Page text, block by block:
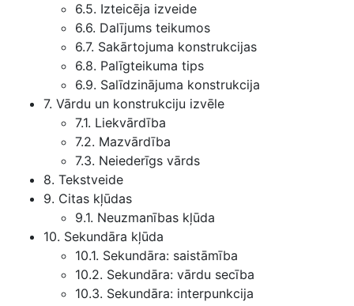
6.5. Izteicēja izveide
6.6. Dalījums teikumos
6.7. Sakārtojuma konstrukcijas
6.8. Palīgteikuma tips
6.9. Salīdzinājuma konstrukcija
7. Vārdu un konstrukciju izvēle
7.1. Liekvārdība
7.2. Mazvārdība
7.3. Neiederīgs vārds
8. Tekstveide
9. Citas kļūdas
9.1. Neuzmanības kļūda
10. Sekundāra kļūda
10.1. Sekundāra: saistāmība
10.2. Sekundāra: vārdu secība
10.3. Sekundāra: interpunkcija